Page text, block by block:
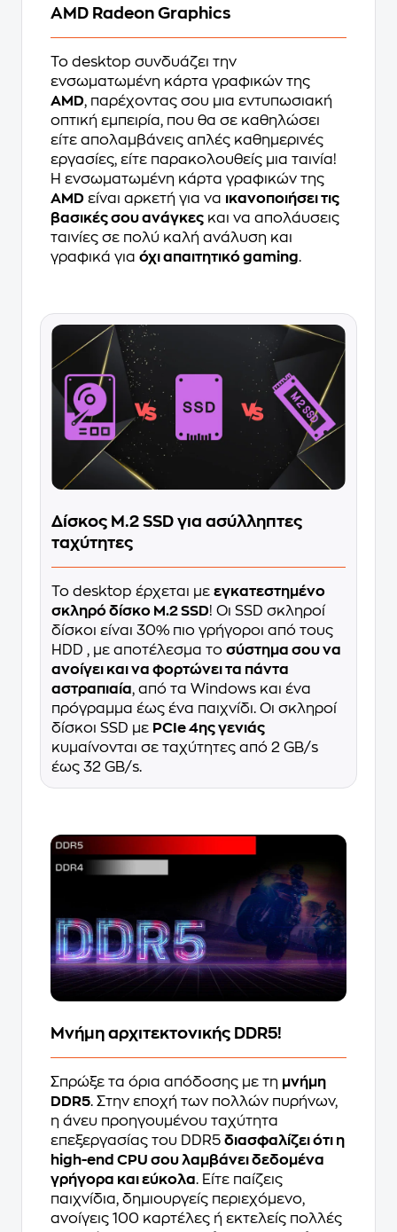
AMD Radeon Graphics
Το desktop συνδυάζει την
ενσωματωμένη κάρτα γραφικών της
AMD, παρέχοντας σου μια εντυπωσιακή
οπτική εμπειρία, που θα σε καθηλώσει
είτε απολαμβάνεις απλές καθημερινές
εργασίες, είτε παρακολουθείς μια ταινία!
Η ενσωματωμένη κάρτα γραφικών της
AMD είναι αρκετή για να ικανοποιήσει τις
βασικές σου ανάγκες και να απολάυσεις
ταινίες σε πολύ καλή ανάλυση και
γραφικά για όχι απαιτητικό gaming.
Δίσκος M.2 SSD για ασύλληπτες
ταχύτητες
Το desktop έρχεται με εγκατεστημένο
σκληρό δίσκο M.2 SSD! Οι SSD σκληροί
δίσκοι είναι 30% πιο γρήγοροι από τους
HDD , με αποτέλεσμα το σύστημα σου να
ανοίγει και να φορτώνει τα πάντα
αστραπιαία, από τα Windows και ένα
πρόγραμμα έως ένα παιχνίδι. Οι σκληροί
δίσκοι SSD με PCIe 4ης γενιάς
κυμαίνονται σε ταχύτητες από 2 GB/s
έως 32 GB/s.
Μνήμη αρχιτεκτονικής DDR5!
Σπρώξε τα όρια απόδοσης με τη μνήμη
DDR5. Στην εποχή των πολλών πυρήνων,
η άνευ προηγουμένου ταχύτητα
επεξεργασίας του DDR5 διασφαλίζει ότι η
high-end CPU σου λαμβάνει δεδομένα
γρήγορα και εύκολα. Είτε παίζεις
παιχνίδια, δημιουργείς περιεχόμενο,
ανοίγεις 100 καρτέλες ή εκτελείς πολλές